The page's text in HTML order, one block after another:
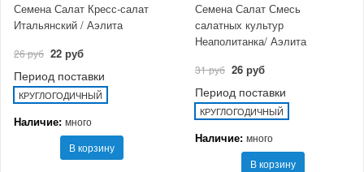
Семена Салат Кресс-салат
Итальянский / Аэлита
26 руб 22 руб
Период поставки
КРУГЛОГОДИЧНЫЙ
Наличие: много
В корзину
Семена Салат Смесь
салатных культур
Неаполитанка/ Аэлита
31 руб 26 руб
Период поставки
КРУГЛОГОДИЧНЫЙ
Наличие: много
В корзину